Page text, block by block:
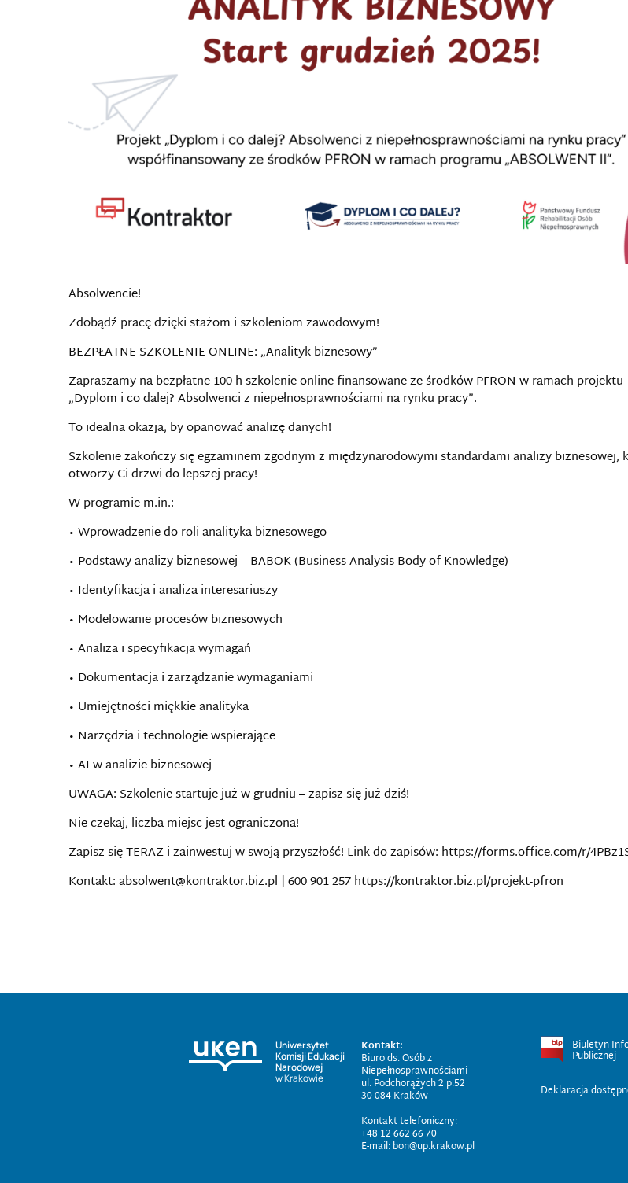
Absolwencie!
Zdobądź pracę dzięki stażom i szkoleniom zawodowym!
BEZPŁATNE SZKOLENIE ONLINE: „Analityk biznesowy”
Zapraszamy na bezpłatne 100 h szkolenie online finansowane ze środków PFRON w ramach projektu
„Dyplom i co dalej? Absolwenci z niepełnosprawnościami na rynku pracy”.
To idealna okazja, by opanować analizę danych!
Szkolenie zakończy się egzaminem zgodnym z międzynarodowymi standardami analizy biznesowej,
otworzy Ci drzwi do lepszej pracy!
W programie m.in.:
• Wprowadzenie do roli analityka biznesowego
• Podstawy analizy biznesowej – BABOK (Business Analysis Body of Knowledge)
• Identyfikacja i analiza interesariuszy
• Modelowanie procesów biznesowych
• Analiza i specyfikacja wymagań
• Dokumentacja i zarządzanie wymaganiami
• Umiejętności miękkie analityka
• Narzędzia i technologie wspierające
• AI w analizie biznesowej
UWAGA: Szkolenie startuje już w grudniu – zapisz się już dziś!
Nie czekaj, liczba miejsc jest ograniczona!
Zapisz się TERAZ i zainwestuj w swoją przyszłość! Link do zapisów: https://forms.office.com/r/
Kontakt: absolwent@kontraktor.biz.pl | 600 901 257 https://kontraktor.biz.pl/projekt-pfron
Uniwersytet
Komisji Edukacji
Narodowej
w Krakowie
Kontakt:
Biuro ds. Osób z
Niepełnosprawnościami
ul. Podchorążych 2 p.52
30-084 Kraków
Kontakt telefoniczny:
+48 12 662 66 70
E-mail: bon@up.krakow.pl
Biuletyn
Publicznej
Deklaracja